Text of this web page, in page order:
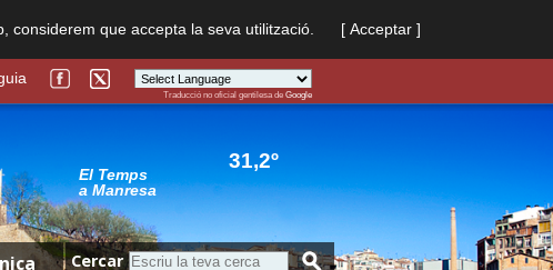
que accepta la seva utilització. [ Acceptar ]
Powered by
Traducció no oficial gentilesa de Google
El Temps
a Manresa
31,2º
Cercar